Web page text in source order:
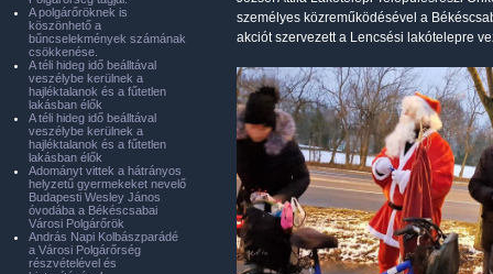
személyes közreműködésével a
akciót szervezett a Lencsési lakótelepre
A polgárőröknek is
köszönhető a
bűncselekmények számának
csökkenése.
A téli hideg idő beálltával
veszélybe kerülnek a
hajléktalanok és a fűtetlen
lakásban élők
A téli hideg idő beálltával
veszélybe kerülnek a
hajléktalanok és a fűtetlen
lakásban élők
Adományt vittek a hátrányos
helyzetű gyermekeket nevelő
Budapesti Wesley János
óvodába a Békéscsabai
Városi Polgárőrök
András Napi Kolbászparádé
a Városi Polgárőrség
részvételével és